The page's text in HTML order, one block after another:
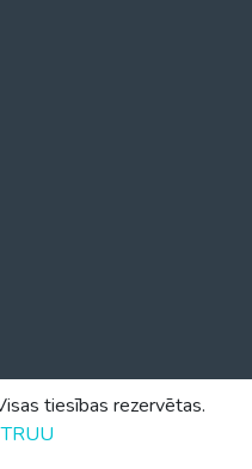
tiesības rezervētas.
TRUU